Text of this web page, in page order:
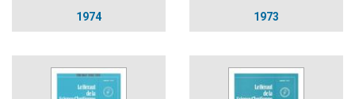
1974 1973